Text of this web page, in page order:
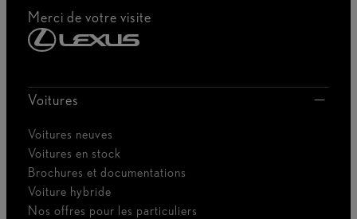
Merci de votre visite
Voitures
Voitures neuves
Voitures en stock
Brochures et documentations
Voiture hybride
Nos offres pour les particuliers